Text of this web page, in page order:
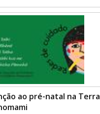
ao pré-natal na Terra